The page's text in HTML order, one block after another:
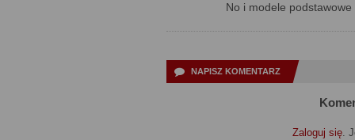
No i modele
NAPISZ KOMENTARZ
Zaloguj się.